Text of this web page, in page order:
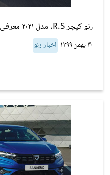
رنو کپچر R.S. مدل ۲۰۲۱ معرفی شد
۳۰ بهمن ۱۳۹۹ اخبار رنو